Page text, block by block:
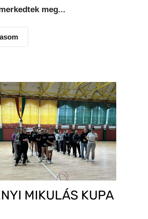
meg...
MIKULÁS KUPA